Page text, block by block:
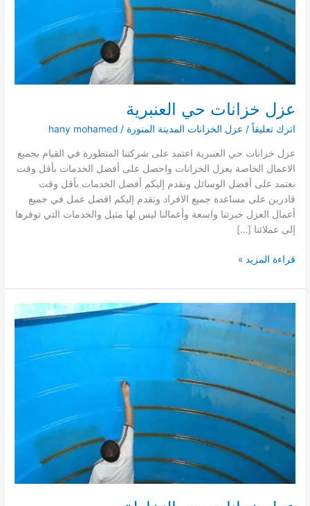
عزل خزانات حي العنبرية
اترك تعليقاً / عزل الخزانات المدينة المنورة /
hany mohamed
عزل خزانات حي العنبرية اعتمد على شركتنا المتطورة في القيام بجميع
الاعمال الخاصة بعزل الخزانات واحصل على أفضل الخدمات بأقل وقت
نعتمد على أفضل الوسائل ونقدم إليكم أفضل الخدمات بأقل وقت
قادرين على مساعدة جميع الافراد ونقدم إليكم افضل عمل في جميع
أعمال العزل خبرتنا واسعة وأعمالنا ليس لها مثيل والخدمات التي توفرها
إلى عملائنا […]
عزل
حي
العنبرية
قراءة المزيد »